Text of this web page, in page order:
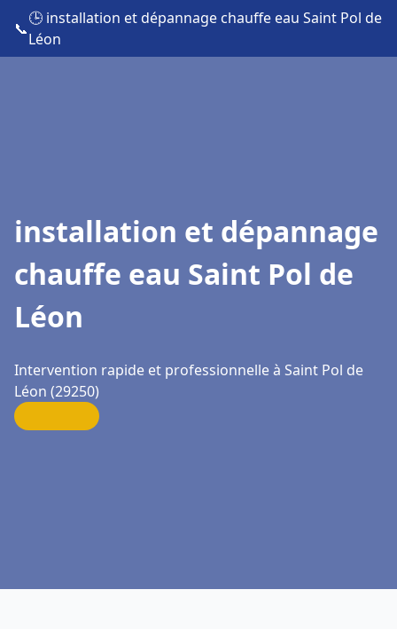
📞
🕒 installation et dépannage chauffe eau Saint Pol de
Léon
installation et dépannage
chauffe eau Saint Pol de
Léon
Intervention rapide et professionnelle à Saint Pol de
Léon (29250)